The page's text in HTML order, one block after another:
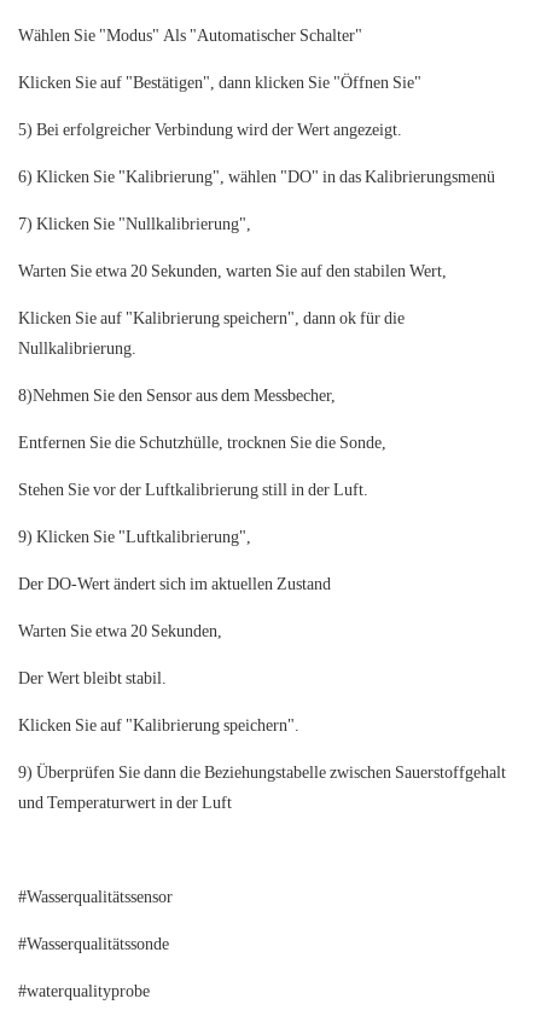
Wählen Sie "Modus" Als "Automatischer Schalter"
Klicken Sie auf "Bestätigen", dann klicken Sie "Öffnen Sie"
5) Bei erfolgreicher Verbindung wird der Wert angezeigt.
6) Klicken Sie "Kalibrierung", wählen "DO" in das Kalibrierungsmenü
7) Klicken Sie "Nullkalibrierung",
Warten Sie etwa 20 Sekunden, warten Sie auf den stabilen Wert,
Klicken Sie auf "Kalibrierung speichern", dann ok für die
Nullkalibrierung.
8)Nehmen Sie den Sensor aus dem Messbecher,
Entfernen Sie die Schutzhülle, trocknen Sie die Sonde,
Stehen Sie vor der Luftkalibrierung still in der Luft.
9) Klicken Sie "Luftkalibrierung",
Der DO-Wert ändert sich im aktuellen Zustand
Warten Sie etwa 20 Sekunden,
Der Wert bleibt stabil.
Klicken Sie auf "Kalibrierung speichern".
9) Überprüfen Sie dann die Beziehungstabelle zwischen Sauerstoffgehalt
und Temperaturwert in der Luft
#Wasserqualitätssensor
#Wasserqualitätssonde
#waterqualityprobe